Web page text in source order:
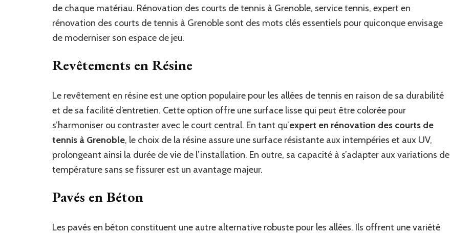
de chaque matériau. Rénovation des courts de tennis à Grenoble, service tennis, expert en
rénovation des courts de tennis à Grenoble sont des mots clés essentiels pour quiconque envisage
de moderniser son espace de jeu.
Revêtements en Résine
Le revêtement en résine est une option populaire pour les allées de tennis en raison de sa durabilité
et de sa facilité d’entretien. Cette option offre une surface lisse qui peut être colorée pour
s’harmoniser ou contraster avec le court central. En tant qu’expert en rénovation des courts de
tennis à Grenoble, le choix de la résine assure une surface résistante aux intempéries et aux UV,
prolongeant ainsi la durée de vie de l’installation. En outre, sa capacité à s’adapter aux variations de
température sans se fissurer est un avantage majeur.
Pavés en Béton
Les pavés en béton constituent une autre alternative robuste pour les allées. Ils offrent une variété